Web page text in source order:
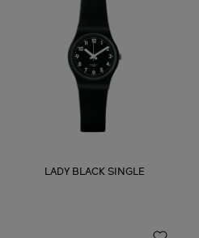
LADY BLACK SINGLE